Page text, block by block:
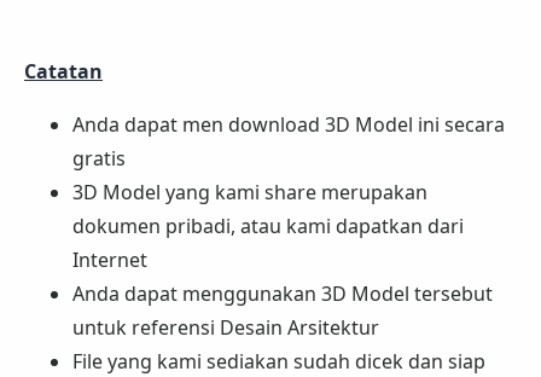
Catatan
Anda dapat men download 3D Model ini secara
gratis
3D Model yang kami share merupakan
dokumen pribadi, atau kami dapatkan dari
Internet
Anda dapat menggunakan 3D Model tersebut
untuk referensi Desain Arsitektur
File yang kami sediakan sudah dicek dan siap